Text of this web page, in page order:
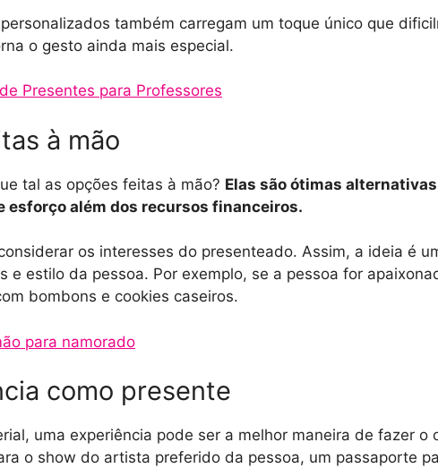
também carregam um toque único que
o gesto ainda mais especial.
Presentes para Professores
à mão
tal as opções feitas à mão? Elas são ótimas
esforço além dos recursos financeiros.
os interesses do presenteado. Assim, a ideia é
e estilo da pessoa. Por exemplo, se a pessoa for
bombons e cookies caseiros.
para namorado
como presente
uma experiência pode ser a melhor maneira de fazer o
o show do artista preferido da pessoa, um passaporte